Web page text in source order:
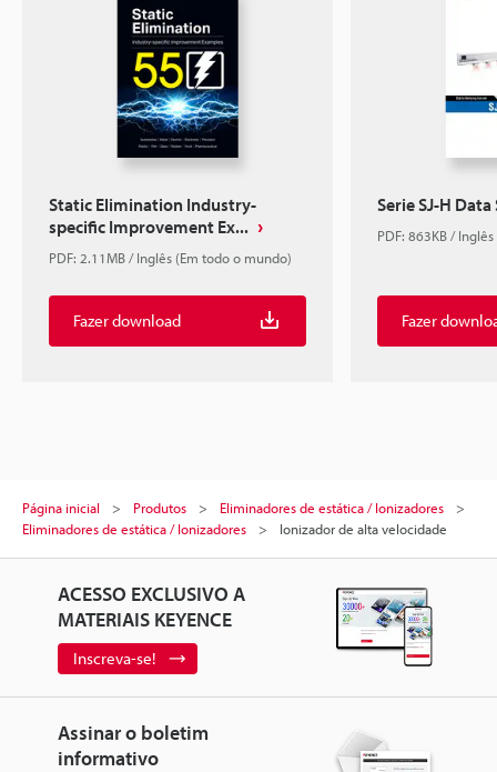
Static Elimination Industry-
specific Improvement Ex...
PDF: 2.11MB / Inglês (Em todo o mundo)
Fazer download
Serie SJ-H Data
PDF: 863KB /
Fazer
Página inicial Produtos
Eliminadores de estática / Ionizadores
Eliminadores de estática / Ionizadores
Ionizador de alta velocidade
ACESSO EXCLUSIVO A
MATERIAIS KEYENCE
Inscreva-se!
Assinar o boletim
informativo